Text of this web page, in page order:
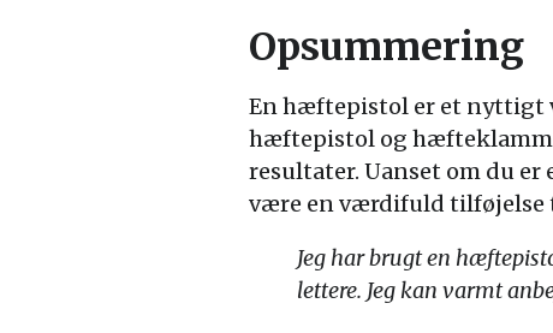
Opsummering
En hæftepistol er et nyttigt
hæftepistol og
resultater. Uanset om du
være en værdifuld tilføjelse
Jeg har brugt en
lettere. Jeg kan varmt